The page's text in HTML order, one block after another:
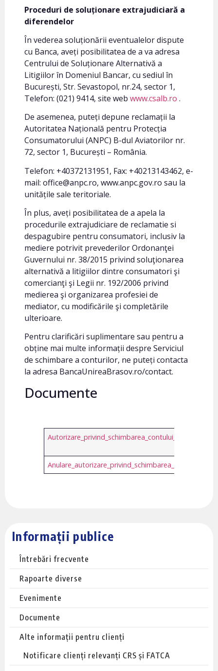
Informații publice
Întrebări frecvente
Rapoarte diverse
Evenimente
Documente
Alte informații pentru clienți
Notificare clienți relevanți CRS și FATCA
Proceduri de soluționare extrajudiciară a
diferendelor
În vederea soluționării eventualelor dispute
cu Banca, aveți posibilitatea de a va adresa
Centrului de Soluționare Alternativă a
Litigiilor în Domeniul Bancar, cu sediul în
București, Str. Sevastopol, nr.24, sector 1,
Telefon: (021) 9414, site web www.csalb.ro .
De asemenea, puteți depune reclamații la
Autoritatea Națională pentru Protecția
Consumatorului (ANPC) B-dul Aviatorilor nr.
72, sector 1, București – România.
Telefon: +40372131951, Fax: +40213143462, e-
mail: office@anpc.ro, www.anpc.gov.ro sau la
unitățile sale teritoriale.
În plus, aveți posibilitatea de a apela la
procedurile extrajudiciare de reclamatie si
despagubire pentru consumatori, inclusiv la
mediere potrivit prevederilor Ordonanţei
Guvernului nr. 38/2015 privind soluţionarea
alternativă a litigiilor dintre consumatori şi
comercianţi şi Legii nr. 192/2006 privind
medierea şi organizarea profesiei de
mediator, cu modificările şi completările
ulterioare.
Pentru clarificări suplimentare sau pentru a
obține mai multe informații despre Serviciul
de schimbare a conturilor, ne puteți contacta
la adresa BancaUnireaBrasov.ro/contact.
Documente
Autorizare_privind_schimbarea_contului_de_plati.pdf